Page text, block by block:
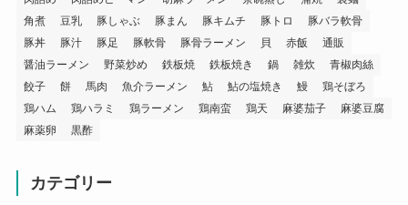
角煮
豆乳 豚しゃぶ 豚まん 豚キムチ 豚トロ
豚バラ軟骨
豚丼
豚汁 豚足 豚軟骨 豚骨ラーメン 貝 赤飯
通販
醤油ラーメン
野菜炒め 鉄板焼 鉄板焼き 鍋 雑炊
青椒肉絲
餃子
餅 馬肉 魚介ラーメン 鮎 鮎の塩焼き 鰻
鶏そぼろ
鶏ハム
鶏ハラミ 鶏ラーメン 鶏南蛮 鶏天 麻婆茄子
麻婆豆腐
麻薬卵
黒酢
カテゴリー